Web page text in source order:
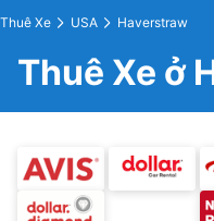
Thuê Xe USA Haverstraw
Thuê Xe ở